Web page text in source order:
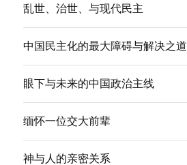
乱世、治世、与现代民主
中国民主化的最大障碍与解决之道
眼下与未来的中国政治主线
缅怀一位交大前辈
神与人的亲密关系